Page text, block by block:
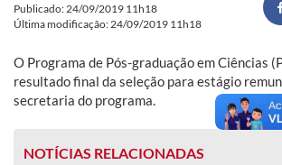
Publicado: 24/09/2019 11h18
Última modificação: 24/09/2019 11h18
O Programa de Pós-graduação em Ciências
resultado final da seleção para estágio
secretaria do programa.
NOTÍCIAS RELACIONADAS